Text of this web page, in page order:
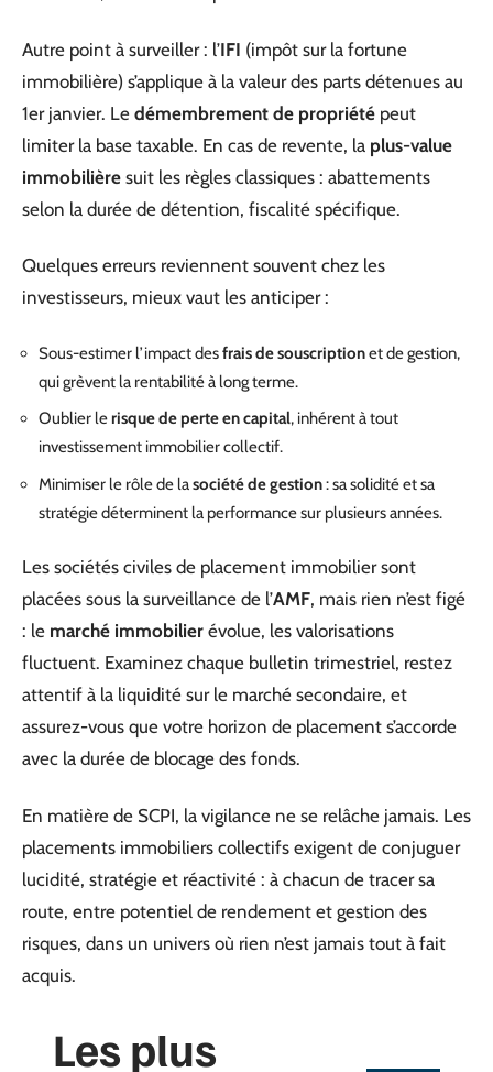
Autre point à surveiller : l’IFI (impôt sur la fortune
immobilière) s’applique à la valeur des parts détenues au
1er janvier. Le démembrement de propriété peut
limiter la base taxable. En cas de revente, la plus-value
immobilière suit les règles classiques : abattements
selon la durée de détention, fiscalité spécifique.
Quelques erreurs reviennent souvent chez les
investisseurs, mieux vaut les anticiper :
Sous-estimer l’impact desfrais de souscriptionet de gestion,
qui grèvent la rentabilité à long terme.
Oublier lerisque de perte en capital, inhérent à tout
investissement immobilier collectif.
Minimiser le rôle de lasociété de gestion: sa solidité et sa
stratégie déterminent la performance sur plusieurs années.
Les sociétés civiles de placement immobilier sont
placées sous la surveillance de l’AMF, mais rien n’est figé
: le marché immobilier évolue, les valorisations
fluctuent. Examinez chaque bulletin trimestriel, restez
attentif à la liquidité sur le marché secondaire, et
assurez-vous que votre horizon de placement s’accorde
avec la durée de blocage des fonds.
En matière de SCPI, la vigilance ne se relâche jamais. Les
placements immobiliers collectifs exigent de conjuguer
lucidité, stratégie et réactivité : à chacun de tracer sa
route, entre potentiel de rendement et gestion des
risques, dans un univers où rien n’est jamais tout à fait
acquis.
Les plus